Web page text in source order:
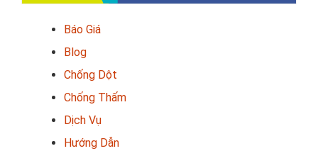
Báo Giá
Blog
Chống Dột
Chống Thấm
Dịch Vụ
Hướng Dẫn